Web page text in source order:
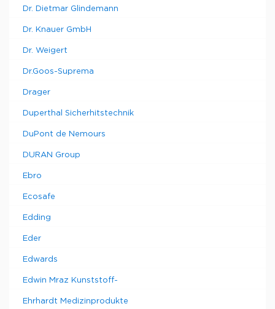
Dr. Dietmar Glindemann
Dr. Knauer GmbH
Dr. Weigert
Dr.Goos-Suprema
Drager
Duperthal Sicherhitstechnik
DuPont de Nemours
DURAN Group
Ebro
Ecosafe
Edding
Eder
Edwards
Edwin Mraz Kunststoff-
Ehrhardt Medizinprodukte